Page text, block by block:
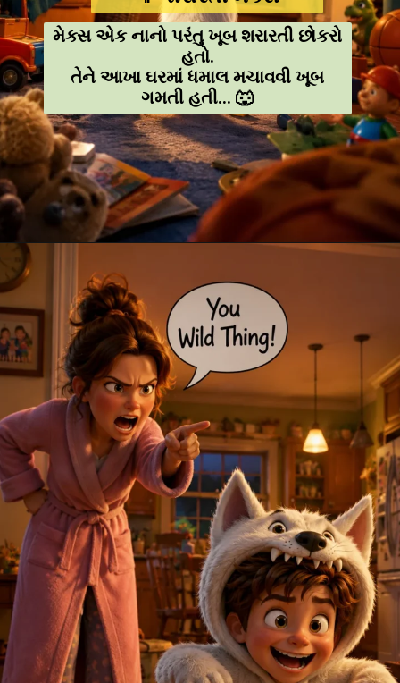
મેક્સ એક નાનો પરંતુ ખૂબ શરારતી છોકરો
હતો.
તેને આખા ઘરમાં ધમાલ મચાવવી ખૂબ
ગમતી હતી... 🐺